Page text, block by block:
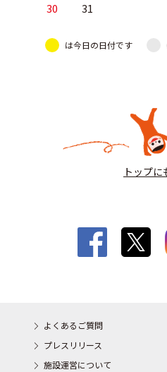
30 31
は今日の日付です
トップに
よくあるご質問
プレスリリース
施設運営について